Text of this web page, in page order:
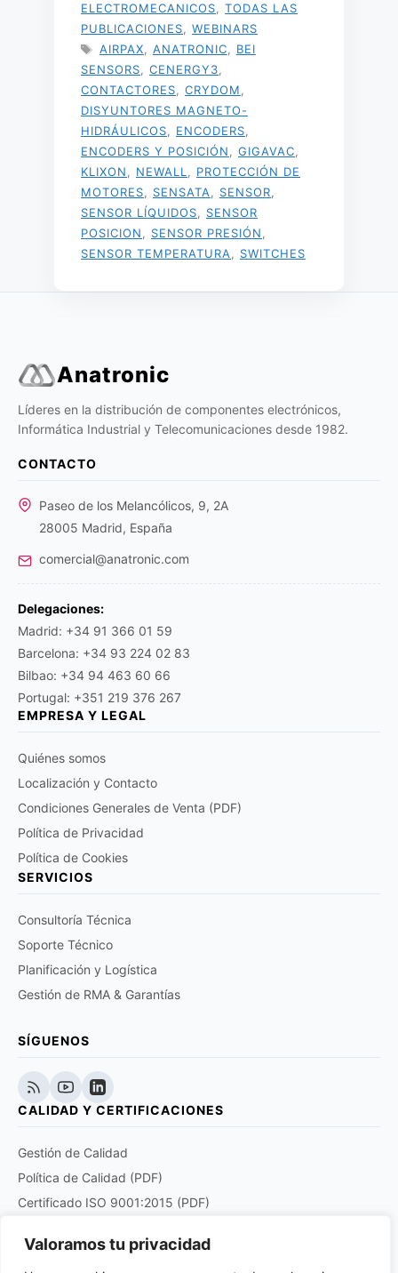
Valoramos tu privacidad
ELECTROMECANICOS
TODAS LAS
PUBLICACIONES
WEBINARS
ETIQUETAS
AIRPAX ANATRONIC
BEI
SENSORS
CENERGY3
CONTACTORES
CRYDOM
DISYUNTORES MAGNETO-
HIDRÁULICOS
ENCODERS
ENCODERS Y POSICIÓN
GIGAVAC
KLIXON
NEWALL
PROTECCIÓN DE
MOTORES
SENSATA SENSOR
SENSOR LÍQUIDOS
SENSOR
POSICION
SENSOR PRESIÓN
SENSOR TEMPERATURA
SWITCHES
Anatronic
Líderes en la distribución de componentes electrónicos,
Informática Industrial y Telecomunicaciones desde 1982.
CONTACTO
Paseo de los Melancólicos, 9, 2A
28005 Madrid, España
comercial@anatronic.com
Delegaciones:
Madrid: +34 91 366 01 59
Barcelona: +34 93 224 02 83
Bilbao: +34 94 463 60 66
Portugal: +351 219 376 267
EMPRESA Y LEGAL
Quiénes somos
Localización y Contacto
Condiciones Generales de Venta (PDF)
Política de Privacidad
Política de Cookies
SERVICIOS
Consultoría Técnica
Soporte Técnico
Planificación y Logística
Gestión de RMA & Garantías
SÍGUENOS
CALIDAD Y CERTIFICACIONES
Gestión de Calidad
Política de Calidad (PDF)
Certificado ISO 9001:2015 (PDF)
Certificado DOCUPLUS S&I (PDF)